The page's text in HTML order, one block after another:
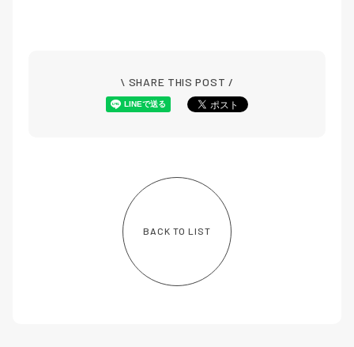
\ SHARE THIS POST /
BACK TO LIST